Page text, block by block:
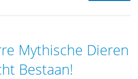
Mythische Dieren
Bestaan!